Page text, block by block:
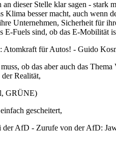
dieser Stelle klar sagen - stark
Klima besser macht, auch wenn
Unternehmen, Sicherheit für
E-Fuels sind, ob das E-Mobilität
Atomkraft für Autos! - Guido
ob das aber auch das
Realität,
GRÜNE)
gescheitert,
der AfD - Zurufe von der AfD: